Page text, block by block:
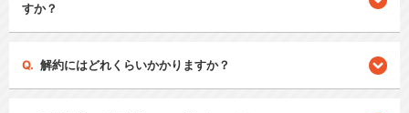
すか？
解約にはどれくらいかかりますか？